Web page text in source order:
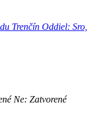
Trenčín Oddiel: Sro,
Ne: Zatvorené